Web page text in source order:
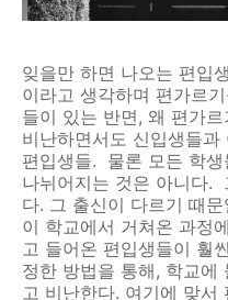
잊을만 하면 나오는 편입
이라고 생각하며 편가르
들이 있는 반면, 왜 편가
비난하면서도 신입생들
편입생들. 물론 모든 학
나뉘어지는 것은 아니다.
다. 그 출신이 다르기 때
이 학교에서 거쳐온 과정
고 들어온 편입생들이 훨
정한 방법을 통해, 학교에
고 비난한다. 여기에 맞서